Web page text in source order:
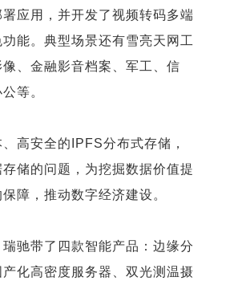
应用，并开发了视频转码多端
能。典型场景还有雪亮天网工
、金融影音档案、军工、信
等。
高安全的IPFS分布式存储，
储的问题，为挖掘数据价值提
障，推动数字经济建设。
驰带了四款智能产品：边缘分
化高密度服务器、双光测温摄